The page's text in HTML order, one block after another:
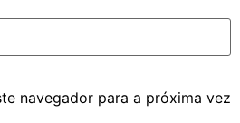
navegador para a próxima vez